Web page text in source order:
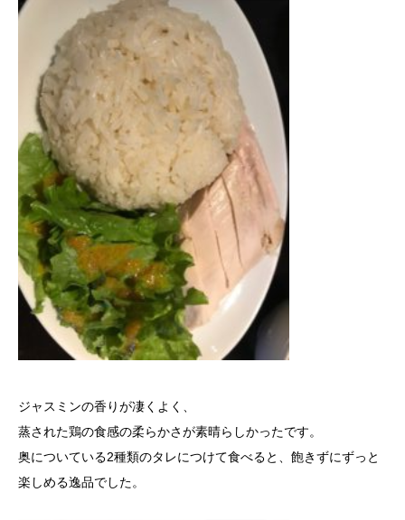
ジャスミンの香りが凄くよく、
蒸された鶏の食感の柔らかさが素晴らしかったです。
奥についている2種類のタレにつけて食べると、飽きずにずっと
楽しめる逸品でした。